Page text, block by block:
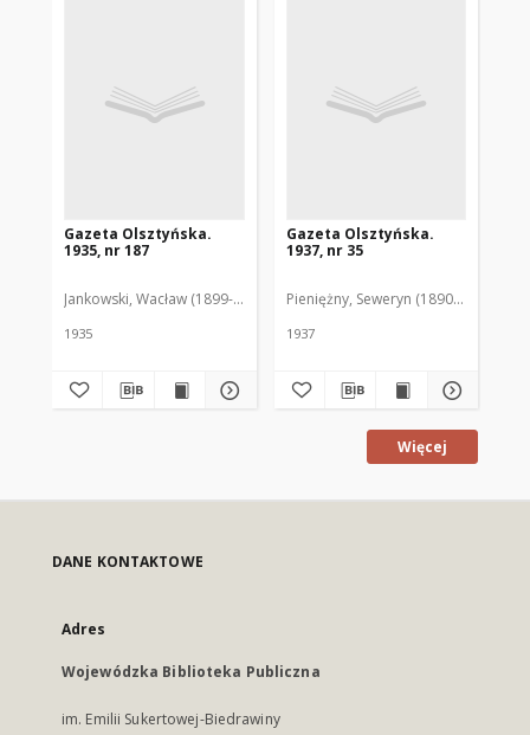
Gazeta Olsztyńska.
1935, nr 187
Jankowski, Wacław (1899-1975). Red.
1935
Gazeta Olsztyńska.
1937, nr 35
Pieniężny, Seweryn (1890-1940). Red.
1937
Więcej
DANE KONTAKTOWE
Adres
Wojewódzka Biblioteka Publiczna
im. Emilii Sukertowej-Biedrawiny